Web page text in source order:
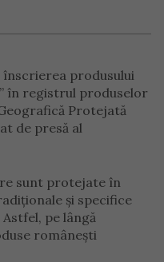
înscrierea produsului
în registrul produselor
Protejată
de presă al
sunt protejate în
și specifice
pe lângă
românești